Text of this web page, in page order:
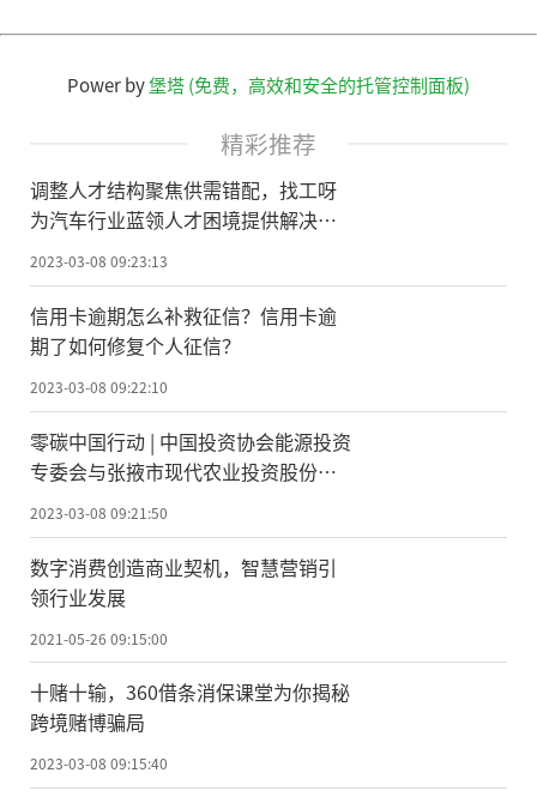
Power by堡塔 (免费，高效和安全的托管控制面板)
精彩推荐
调整人才结构聚焦供需错配，找工呀
为汽车行业蓝领人才困境提供解决方
案
2023-03-08 09:23:13
信用卡逾期怎么补救征信？信用卡逾
期了如何修复个人征信？
2023-03-08 09:22:10
零碳中国行动 | 中国投资协会能源投资
专委会与张掖市现代农业投资股份有
2023-03-08 09:21:50
数字消费创造商业契机，智慧营销引
领行业发展
2021-05-26 09:15:00
十赌十输，360借条消保课堂为你揭秘
跨境赌博骗局
2023-03-08 09:15:40